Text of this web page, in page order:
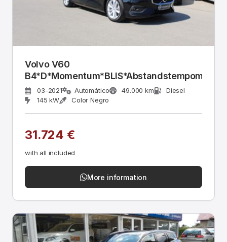
Volvo V60
03-2021 Automático 49.000 km
Diesel
145 kW
Color Negro
31.724 €
with all included
More information